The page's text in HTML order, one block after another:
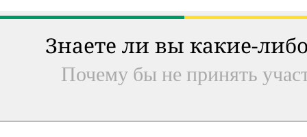
Знаете ли вы какие-
Почему бы не принять